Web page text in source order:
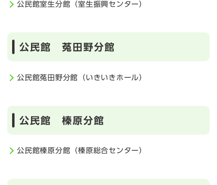
公民館室生分館（室生振興センター）
公民館 菟田野分館
公民館菟田野分館（いきいきホール）
公民館 榛原分館
公民館榛原分館（榛原総合センター）